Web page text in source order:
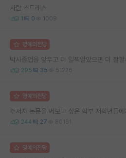
사람 스트레스
1 0 1009
명예의전당
박사졸업을 앞두고 더 일찍알았으면 더 잘
295 35 51226
명예의전당
주저자 논문을 써보고 싶은 학부 저학년들에
244 27 80161
명예의전당